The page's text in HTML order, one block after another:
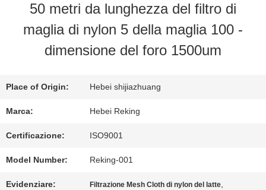
DELLA
FABBRICA
CONTROLLO
DI
QUALITÀ
CONTATTICI
50 metri da lunghezza del filtro di
maglia di nylon 5 della maglia 100 -
dimensione del foro 1500um
Place of Origin: Hebei shijiazhuang
Marca: Hebei Reking
Certificazione: ISO9001
Model Number: Reking-001
Evidenziare: Filtrazione Mesh Cloth di nylon del latte,